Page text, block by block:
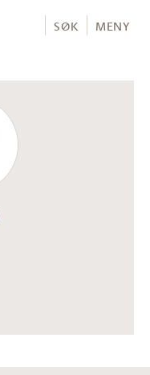
SØK MENY